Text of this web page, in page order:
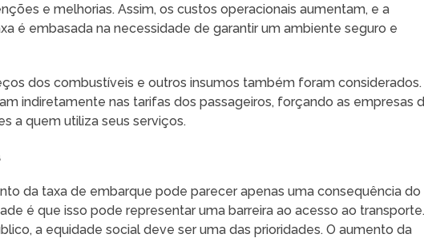
e melhorias. Assim, os custos operacionais aumentam, e a
é embasada na necessidade de garantir um ambiente seguro e
dos combustíveis e outros insumos também foram considerados.
indiretamente nas tarifas dos passageiros, forçando as empresas
a quem utiliza seus serviços.
da taxa de embarque pode parecer apenas uma consequência do
é que isso pode representar uma barreira ao acesso ao
a equidade social deve ser uma das prioridades. O aumento da